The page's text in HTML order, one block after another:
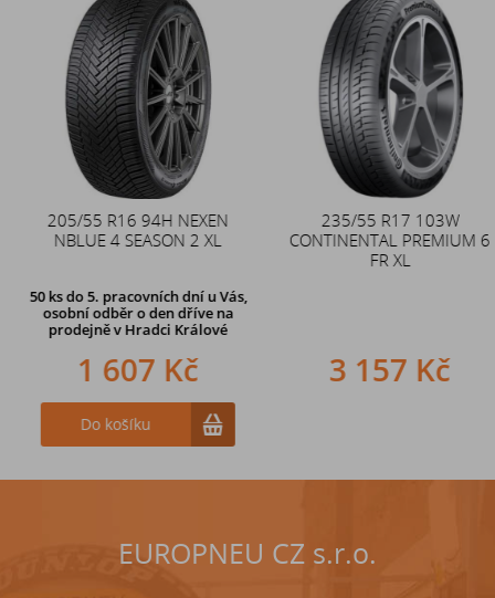
205/55 R16 94H NEXEN
NBLUE 4 SEASON 2 XL
50 ks do 5. pracovních dní u Vás,
osobní odběr o den dříve na
prodejněv Hradci Králové
1 607 Kč
Do košíku
235/55 R17 103W
CONTINENTAL PREMIUM 6
FR XL
3 157 Kč
Duše 12x4 (4.00-4) kovový
zahnutý ventil TR87
242 Kč
EUROPNEU CZ s.r.o.